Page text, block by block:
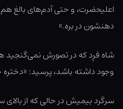
اعلیحضرت، و حتی آدم‌های بالغ
دهنشون در بره.»
شاه فرِد که در تصورش نمی‌گنجید
وجود داشته باشد، پرسید:
سرگرد بیمیش در حالی که از بالای